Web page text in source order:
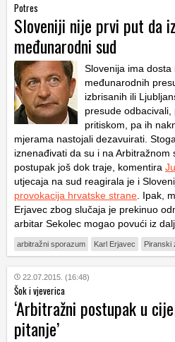
Potres
Sloveniji nije prvi put da
međunarodni sud
Slovenija ima
međunarodnih
izbrisanih ili
presude
pritiskom, pa ih
mjerama nastojali dezavuirati.
iznenađivati da su i na Arbitražnom
postupak još dok traje, komentira
utjecaja na sud reagirala je i
provokacija hrvatske strane . Ipak,
Erjavec zbog slučaja je prekinuo
arbitar Sekolec mogao povući iz
arbitražni sporazum Karl Erjavec Piranski
22.07.2015. (16:48)
Šok i vjeverica
‘Arbitražni postupak u
pitanje’